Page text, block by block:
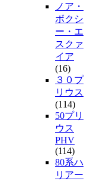
ノア・
ボクシ
ー・エ
スクァ
イア
(16)
３０プ
リウス
(114)
50プリ
ウス
PHV
(114)
80系ハ
リアー